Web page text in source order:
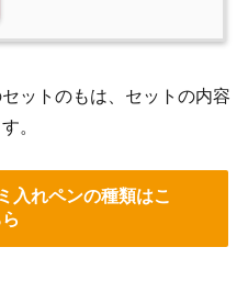
ットのもは、セットの内容
。
入れペンの種類はこ